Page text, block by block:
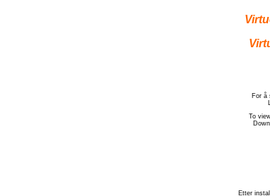
For å
To
Etter